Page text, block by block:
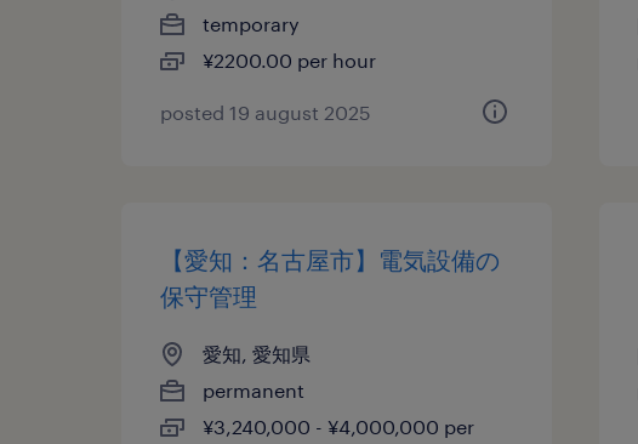
temporary
¥2200.00 per hour
posted 19 august 2025
【愛知：名古屋市】電気設備の
保守管理
愛知, 愛知県
permanent
¥3,240,000 - ¥4,000,000 per